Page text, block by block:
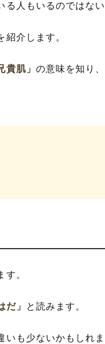
る人もいるのではない
紹介します。
貴肌」 の意味を知り
す。
だ」 と読みます。
も少ないかもしれま